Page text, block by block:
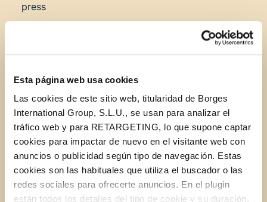
Esta página web usa cookies
Las cookies de este sitio web, titularidad de Borges
International Group, S.L.U., se usan para analizar el
tráfico web y para RETARGETING, lo que supone captar
cookies para impactar de nuevo en el visitante web con
anuncios o publicidad según tipo de navegación. Estas
cookies son las habituales que utiliza el buscador o las
redes sociales para ofrecerte anuncios. En el plugin
están todos los detalles del tipo de cookie y su duración.
press
1 whole Lemon, zested
3 Tbsp. Lemon Juice, or more to taste
1 tTbsp.STAR Capers, rinsed
1 Tbsp. minced fresh Parsley